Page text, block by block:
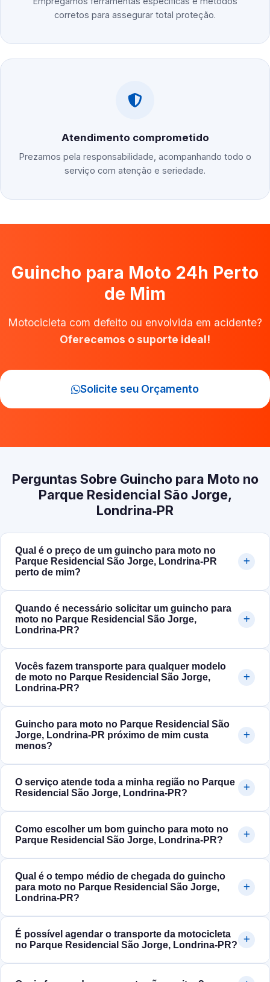
corretos para assegurar total proteção.
Atendimento comprometido
Prezamos pela responsabilidade, acompanhando todo o
serviço com atenção e seriedade.
Guincho para Moto 24h Perto
de Mim
Motocicleta com defeito ou envolvida em acidente?
Oferecemos o suporte ideal!
Solicite seu Orçamento
Perguntas Sobre Guincho para Moto no
Parque Residencial São Jorge,
Londrina‑PR
Qual é o preço de um guincho para moto no
Parque Residencial São Jorge, Londrina‑PR
perto de mim?
Quando é necessário solicitar um guincho para
moto no Parque Residencial São Jorge,
Londrina‑PR?
Vocês fazem transporte para qualquer modelo
de moto no Parque Residencial São Jorge,
Londrina‑PR?
Guincho para moto no Parque Residencial São
Jorge, Londrina‑PR próximo de mim custa
menos?
O serviço atende toda a minha região no Parque
Residencial São Jorge, Londrina‑PR?
Como escolher um bom guincho para moto no
Parque Residencial São Jorge, Londrina‑PR?
Qual é o tempo médio de chegada do guincho
para moto no Parque Residencial São Jorge,
Londrina‑PR?
É possível agendar o transporte da motocicleta
no Parque Residencial São Jorge, Londrina‑PR?